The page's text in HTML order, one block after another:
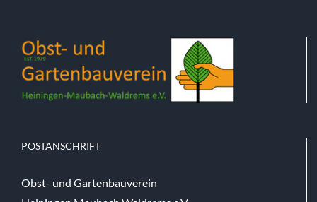
POSTANSCHRIFT
Obst- und Gartenbauverein